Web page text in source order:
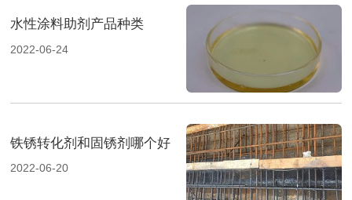
水性涂料助剂产品种类
2022-06-24
铁锈转化剂和固锈剂哪个好
2022-06-20